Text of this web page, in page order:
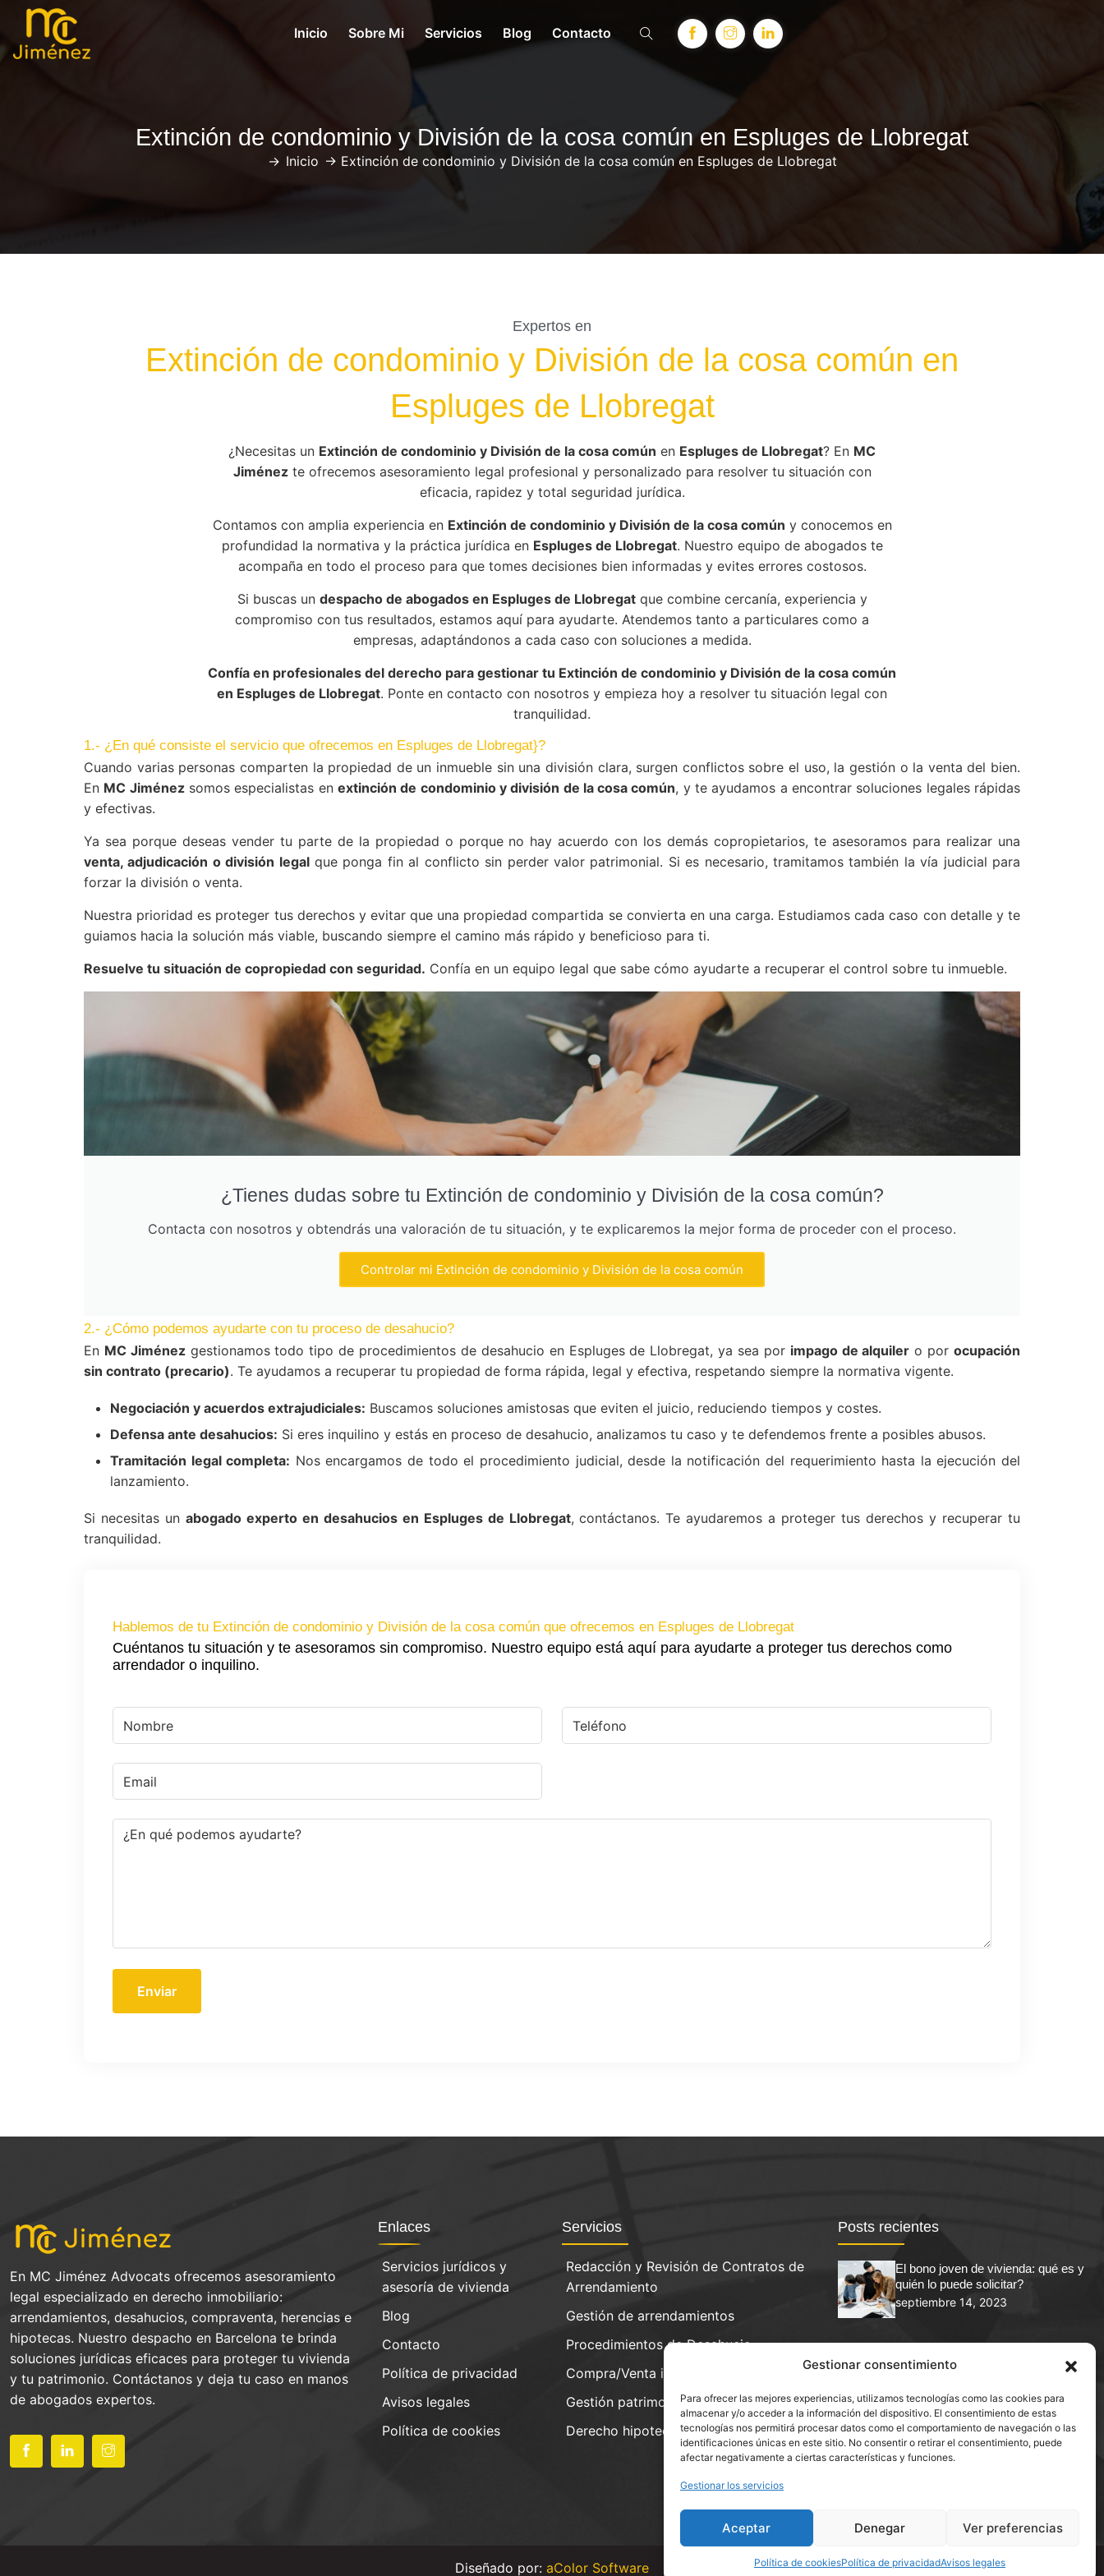
Gestionar consentimiento
Para ofrecer las mejores experiencias, utilizamos tecnologías como las cookies para
almacenar y/o acceder a la información del dispositivo. El consentimiento de estas
tecnologías nos permitirá procesar datos como el comportamiento de navegación o las
identificaciones únicas en este sitio. No consentir o retirar el consentimiento, puede
afectar negativamente a ciertas características y funciones.
Gestionar los servicios
Aceptar Denegar Ver preferencias
Política de cookiesPolítica de privacidadAvisos legales
Inicio Sobre Mi Servicios Blog Contacto
Extinción de condominio y División de la cosa común en Espluges de Llobregat
-> Inicio -> Extinción de condominio y División de la cosa común en Espluges de Llobregat
Expertos en
Extinción de condominio y División de la cosa común en
Espluges de Llobregat
¿Necesitas un Extinción de condominio y División de la cosa común en Espluges de Llobregat? En MC
Jiménezte ofrecemos asesoramiento legal profesional y personalizado para resolver tu situación con
eficacia, rapidez y total seguridad jurídica.
Contamos con amplia experiencia en Extinción de condominio y División de la cosa común y conocemos en
profundidad la normativa y la práctica jurídica en Espluges de Llobregat. Nuestro equipo de abogados te
acompaña en todo el proceso para que tomes decisiones bien informadas y evites errores costosos.
Si buscas un despacho de abogados en Espluges de Llobregatque combine cercanía, experiencia y
compromiso con tus resultados, estamos aquí para ayudarte. Atendemos tanto a particulares como a
empresas, adaptándonos a cada caso con soluciones a medida.
Confía en profesionales del derecho para gestionar tu Extinción de condominio y División de la cosa común
en Espluges de Llobregat. Ponte en contacto con nosotros y empieza hoy a resolver tu situación legal con
tranquilidad.
1.- ¿En qué consiste el servicio que ofrecemos en Espluges de Llobregat}?
Cuando varias personas comparten la propiedad de un inmueble sin una división clara, surgen conflictos sobre el uso, la gestión o la venta del bien.
En MC Jiménezsomos especialistas en extinción de condominio y división de la cosa común, y te ayudamos a encontrar soluciones legales rápidas
y efectivas.
Ya sea porque deseas vender tu parte de la propiedad o porque no hay acuerdo con los demás copropietarios, te asesoramos para realizar una
venta, adjudicación o división legalque ponga fin al conflicto sin perder valor patrimonial. Si es necesario, tramitamos también la vía judicial para
forzar la división o venta.
Nuestra prioridad es proteger tus derechos y evitar que una propiedad compartida se convierta en una carga. Estudiamos cada caso con detalle y te
guiamos hacia la solución más viable, buscando siempre el camino más rápido y beneficioso para ti.
Resuelve tu situación de copropiedad con seguridad. Confía en un equipo legal que sabe cómo ayudarte a recuperar el control sobre tu inmueble.
¿Tienes dudas sobre tu Extinción de condominio y División de la cosa común?
Contacta con nosotros y obtendrás una valoración de tu situación, y te explicaremos la mejor forma de proceder con el proceso.
Controlar mi Extinción de condominio y División de la cosa común
2.- ¿Cómo podemos ayudarte con tu proceso de desahucio?
En MC Jiménezgestionamos todo tipo de procedimientos de desahucio en Espluges de Llobregat, ya sea por impago de alquiler o porocupación
sin contrato (precario). Te ayudamos a recuperar tu propiedad de forma rápida, legal y efectiva, respetando siempre la normativa vigente.
Negociación y acuerdos extrajudiciales: Buscamos soluciones amistosas que eviten el juicio, reduciendo tiempos y costes.
Defensa ante desahucios: Si eres inquilino y estás en proceso de desahucio, analizamos tu caso y te defendemos frente a posibles abusos.
Tramitación legal completa: Nos encargamos de todo el procedimiento judicial, desde la notificación del requerimiento hasta la ejecución del
lanzamiento.
Si necesitas un abogado experto en desahucios en Espluges de Llobregat, contáctanos. Te ayudaremos a proteger tus derechos y recuperar tu
tranquilidad.
Hablemos de tu Extinción de condominio y División de la cosa común que ofrecemos en Espluges de Llobregat
Cuéntanos tu situación y te asesoramos sin compromiso. Nuestro equipo está aquí para ayudarte a proteger tus derechos como
arrendador o inquilino.
Enviar
En MC Jiménez Advocats ofrecemos asesoramiento
legal especializado en derecho inmobiliario:
arrendamientos, desahucios, compraventa, herencias e
hipotecas. Nuestro despacho en Barcelona te brinda
soluciones jurídicas eficaces para proteger tu vivienda
y tu patrimonio. Contáctanos y deja tu caso en manos
de abogados expertos.
Enlaces
Servicios jurídicos y
asesoría de vivienda
Blog
Contacto
Política de privacidad
Avisos legales
Política de cookies
Servicios
Redacción y Revisión de Contratos de
Arrendamiento
Gestión de arrendamientos
Procedimientos de Desahucio
Compra/Venta inmobiliaria
Gestión patrimonial
Derecho hipotecario
Posts recientes
El bono joven de vivienda: qué es y
quién lo puede solicitar?
septiembre 14, 2023
Abogado de herencias y donaciones en
Diseñado por: aColor Software